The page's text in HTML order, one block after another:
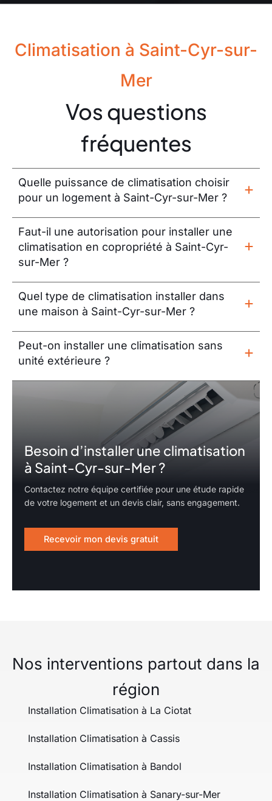
Climatisation à Saint-Cyr-sur-
Mer
Vos questions
fréquentes
Quelle puissance de climatisation choisir
pour un logement à Saint-Cyr-sur-Mer ?
Faut-il une autorisation pour installer une
climatisation en copropriété à Saint-Cyr-
sur-Mer ?
Quel type de climatisation installer dans
une maison à Saint-Cyr-sur-Mer ?
Peut-on installer une climatisation sans
unité extérieure ?
Besoin d’installer une climatisation
à Saint-Cyr-sur-Mer ?
Contactez notre équipe certifiée pour une étude rapide
de votre logement et un devis clair, sans engagement.
Recevoir mon devis gratuit
Nos interventions partout dans la
région
Installation Climatisation à La Ciotat
Installation Climatisation à Cassis
Installation Climatisation à Bandol
Installation Climatisation à Sanary-sur-Mer